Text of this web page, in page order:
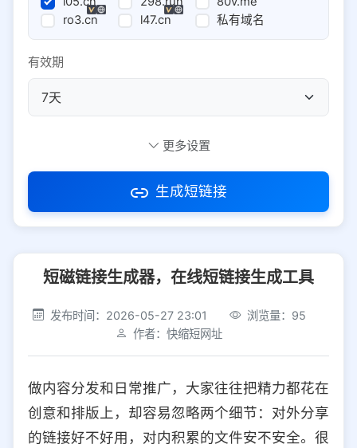
ro3.cn
l47.cn 私有域名
有效期
访问密码
社交平台 电商平台
选择防红平台类型，避免链接被拦截
iOS Android PC 其他
选择允许访问的平台类型
更多设置
生成短链接
短磁链接生成器，在线短链接生成工具
发布时间：2026-05-27 23:01
浏览量：95
作者：快缩短网址
做内容分发和日常推广，大家往往把精力都花在
创意和排版上，却容易忽略两个细节：对外分享
的链接好不好用，对内积累的文件安不安全。很